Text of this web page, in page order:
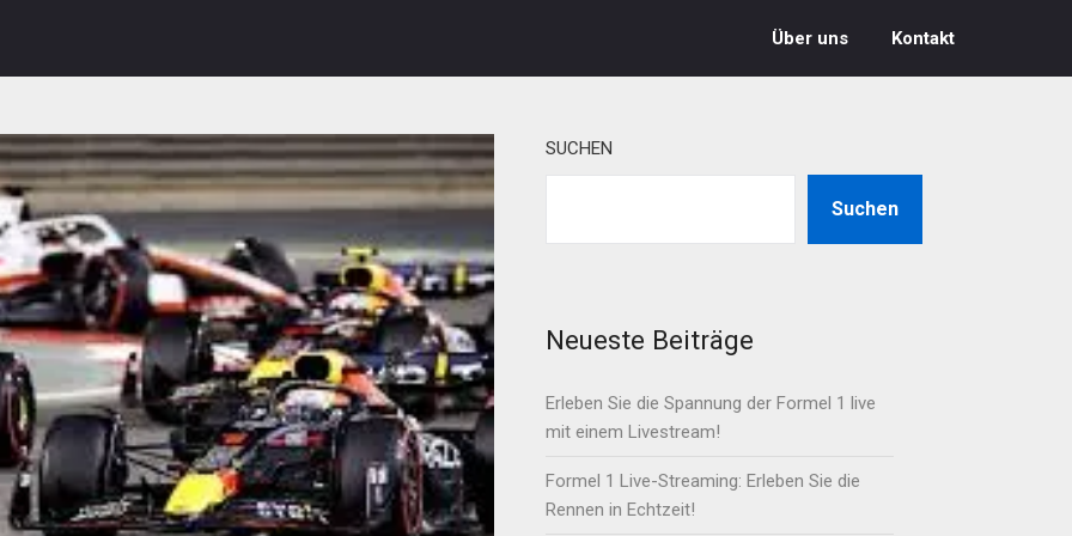
Über uns Kontakt
SUCHEN
Suchen
Neueste Beiträge
Erleben Sie die Spannung der Formel 1 live
mit einem Livestream!
Formel 1 Live-Streaming: Erleben Sie die
Rennen in Echtzeit!